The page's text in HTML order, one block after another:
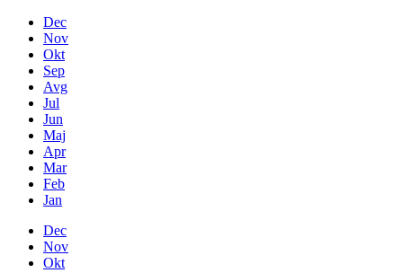
Dec
Nov
Okt
Sep
Avg
Jul
Jun
Maj
Apr
Mar
Feb
Jan
Dec
Nov
Okt